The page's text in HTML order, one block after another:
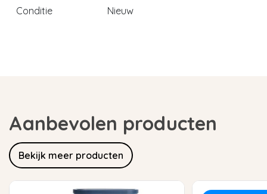
Conditie Nieuw
Aanbevolen producten
Bekijk meer producten